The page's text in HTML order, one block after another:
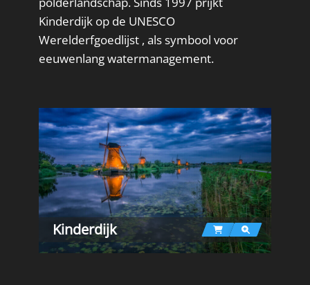
Kinderdijk op de UNESCO
Werelderfgoedlijst , als symbool voor
eeuwenlang watermanagement.
Kinderdijk